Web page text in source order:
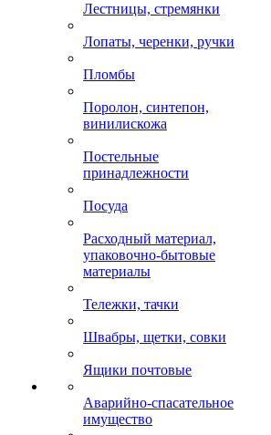
Лестницы, стремянки
Лопаты, черенки, ручки
Пломбы
Поролон, синтепон,
винилискожа
Постельные
принадлежности
Посуда
Расходный материал,
упаковочно-бытовые
материалы
Тележки, тачки
Швабры, щетки, совки
Ящики почтовые
Аварийно-спасательное
имущество